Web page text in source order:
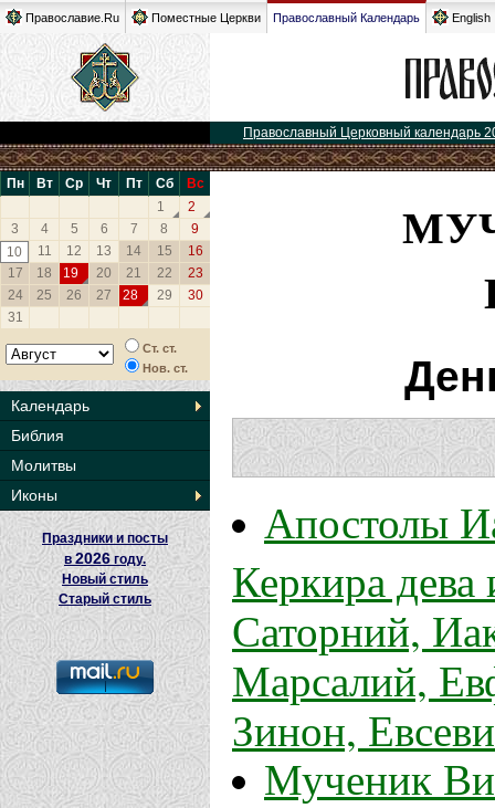
Православие.Ru Поместные Церкви Православный Календарь English
Православный Церковный календарь
Пн Вт Ср Чт Пт Сб
Вс
1
2
3
4 5 6 7 8
9
10
11 12 13 14 15
16
17
18 19 20 21 22
23
24
25 26 27 28 29
30
31
Ст. ст.
Нов. ст.
Календарь
Библия
Молитвы
Иконы
Праздники и посты
в2026 году.
Новый стиль
Старый стиль
Апостолы
Керкира
Саторний,
Марсалий,
Зинон,
Мученик